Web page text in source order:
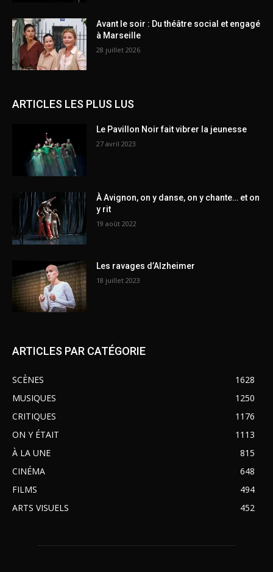
Avant le soir : Du théâtre social et engagé
à Marseille
28 juillet 2026
ARTICLES LES PLUS LUS
Le Pavillon Noir fait vibrer la jeunesse
27 avril 2023
À Avignon, on y danse, on y chante… et on
y rit
19 août 2022
Les ravages d’Alzheimer
18 juillet 2023
ARTICLES PAR CATÉGORIE
SCÈNES
1628
MUSIQUES
1250
CRITIQUES
1176
ON Y ÉTAIT
1113
À LA UNE
815
CINÉMA
648
FILMS
494
ARTS VISUELS
452